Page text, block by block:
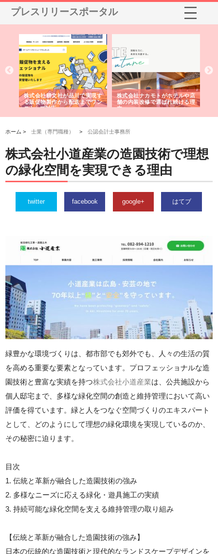
プレスリリースポータル
株式会社耕文社が品川で実現す
る販促物製作から配送までワン
ストップ対応
株式会社ナカモトがホテルや店
舗の内装改修で選ばれ続ける理
由
ホーム >士業（専門職種） >公認会計士事務所
株式会社小道産業の造園技術で理想
の緑化空間を実現できる理由
twitter facebook google+ はてブ
緑豊かな環境づくりは、都市部でも郊外でも、人々の生活の質
を高める重要な要素となっています。プロフェッショナルな造
園技術と豊富な実績を持つ株式会社小道産業は、公共施設から
個人邸宅まで、多様な緑化空間の創造と維持管理において高い
評価を得ています。緑と人をつなぐ空間づくりのエキスパート
として、どのようにして理想の緑化環境を実現しているのか、
その秘密に迫ります。
目次
1. 伝統と革新が融合した造園技術の強み
2. 多様なニーズに応える緑化・遊具施工の実績
3. 持続可能な緑化空間を支える維持管理の取り組み
【伝統と革新が融合した造園技術の強み】
日本の伝統的な造園技術と現代的なランドスケープデザインを